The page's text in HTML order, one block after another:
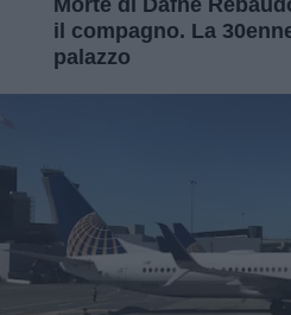
il compagno. La
palazzo